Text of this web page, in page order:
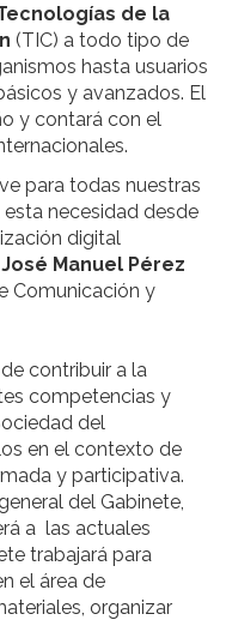
de la
(TIC) a todo tipo de
hasta usuarios
y avanzados. El
y contará con el
para todas nuestras
necesidad desde
digital
José Manuel Pérez
Comunicación y
contribuir a la
competencias y
del
en el contexto de
y participativa.
del Gabinete,
a las actuales
trabajará para
el área de
organizar